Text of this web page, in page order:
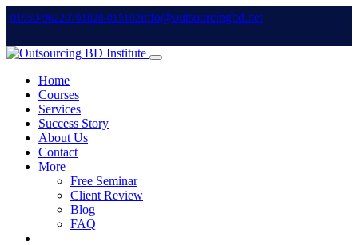
01950-96220701828-015102info@outsourcingbd.net
Home
Courses
Services
Success Story
About Us
Contact
More
Free Seminar
Client Review
Blog
FAQ